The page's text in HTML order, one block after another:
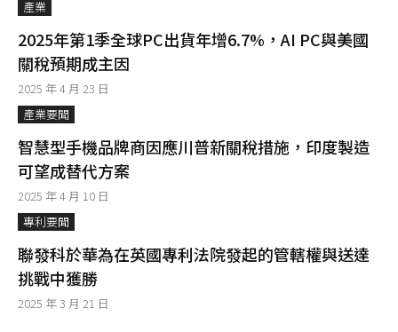
產業
2025年第1季全球PC出貨年增6.7%，AI PC與美國
關稅預期成主因
2025 年 4 月 23 日
產業要聞
智慧型手機品牌商因應川普新關稅措施，印度製造
可望成替代方案
2025 年 4 月 10 日
專利要聞
聯發科於華為在英國專利法院發起的管轄權與送達
挑戰中獲勝
2025 年 3 月 21 日